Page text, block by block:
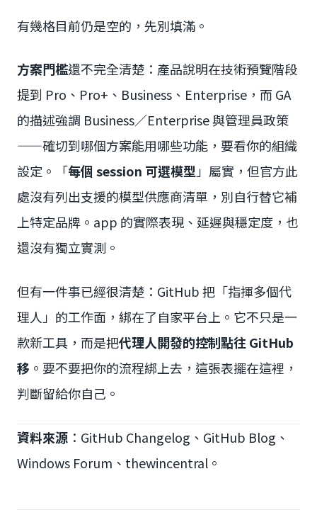
有幾格目前仍是空的，先別填滿。
方案門檻還不完全清楚：產品說明在技術預覽階段
提到 Pro、Pro+、Business、Enterprise，而 GA
的描述強調 Business／Enterprise 與管理員政策
——確切到哪個方案能用哪些功能，要看你的組織
設定。「每個 session 可選模型 」屬實，但官方此
處沒有列出支援的模型供應商清單，別自行替它補
上特定品牌。app 的實際表現、延遲與穩定度，也
還沒有獨立實測。
但有一件事已經很清楚：GitHub 把「指揮多個代
理人」的工作面，綁在了自家平台上。它不只是一
款新工具，而是把代理人開發的控制點往 GitHub
移 。要不要把你的流程綁上去，這張表擺在這裡，
判斷留給你自己。
資料來源 ：GitHub Changelog、GitHub Blog、
Windows Forum、thewincentral。